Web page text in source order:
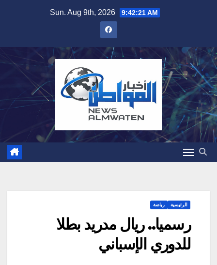
Sun. Aug 9th, 2026 9:42:22 AM
الرئيسية رياضة
رسميا.. ريال مدريد بطلا
للدوري الإسباني